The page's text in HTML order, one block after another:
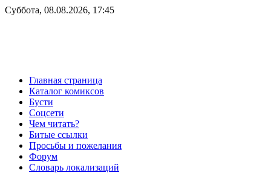
Суббота, 08.08.2026, 17:45
Главная страница
Каталог комиксов
Бусти
Соцсети
Чем читать?
Битые ссылки
Просьбы и пожелания
Форум
Словарь локализаций